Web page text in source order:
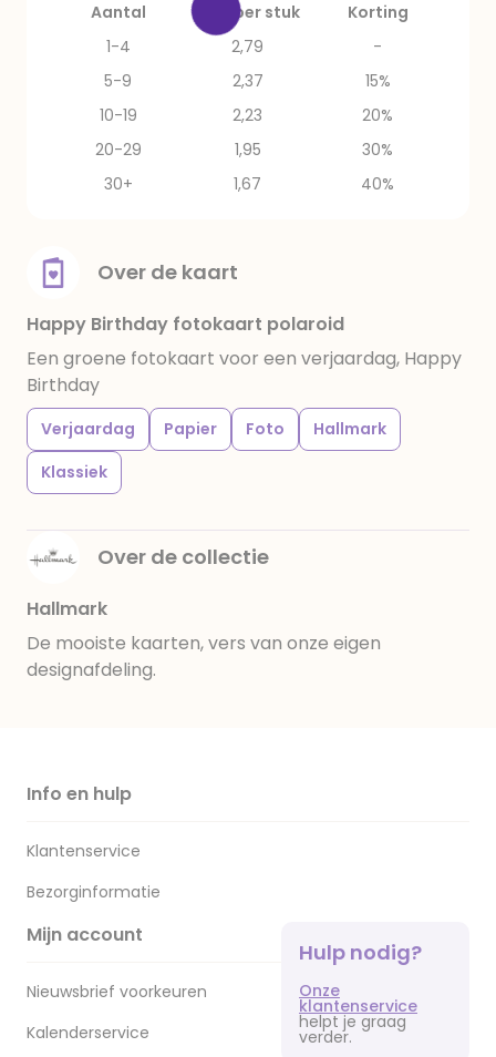
Aantal Prijs per stuk
Korting
1-4
2,79
-
5-9
2,37
15%
10-19
2,23
20%
20-29
1,95
30%
30+
1,67 40%
Over de kaart
Happy Birthday fotokaart polaroid
Een groene fotokaart voor een verjaardag, Happy
Birthday
Verjaardag Papier Foto
Hallmark
Klassiek
Over de collectie
Hallmark
De mooiste kaarten, vers van onze eigen
designafdeling.
Info en hulp
Klantenservice
Bezorginformatie
Mijn account
Nieuwsbrief voorkeuren
Kalenderservice
Hulp nodig?
Onze
klantenservice
helpt je graag
verder.